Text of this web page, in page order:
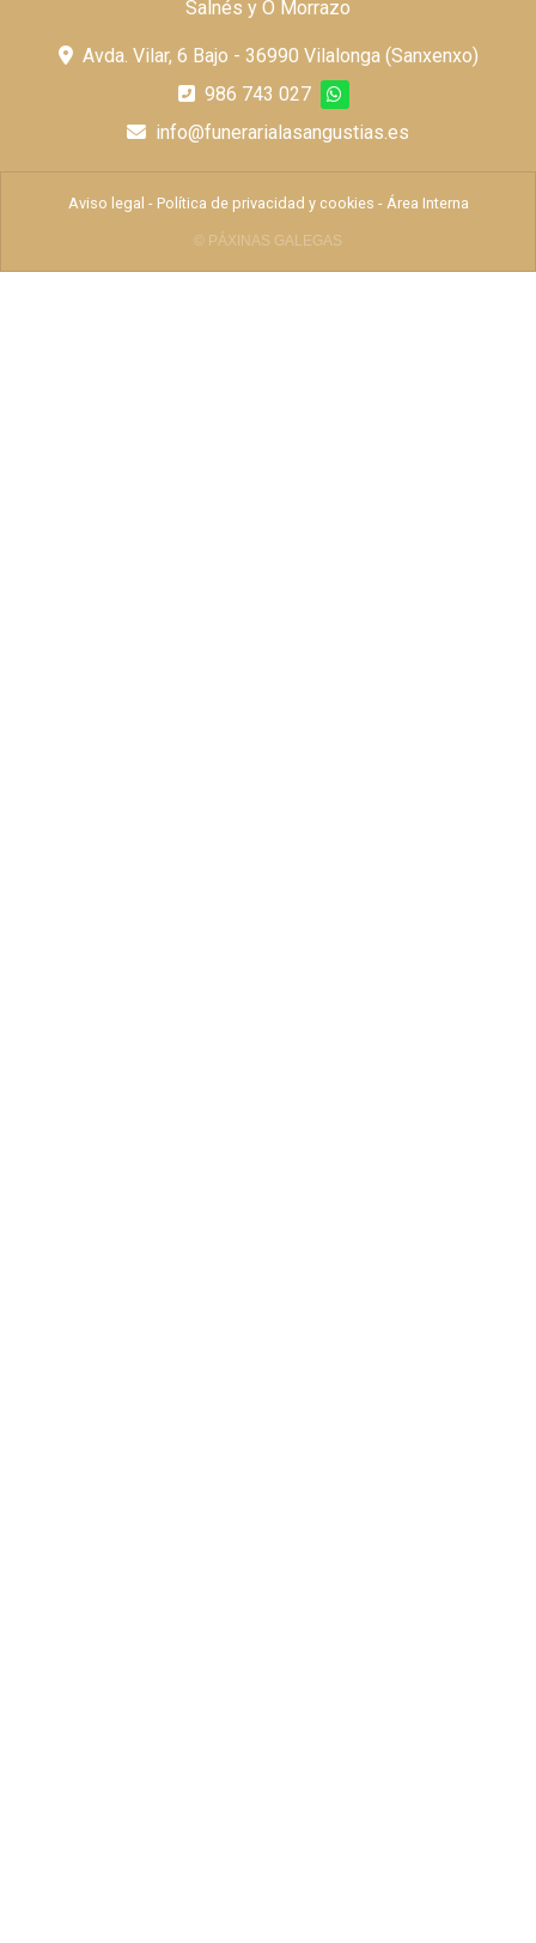
Salnés y O Morrazo
Avda. Vilar, 6 Bajo - 36990 Vilalonga (Sanxenxo)
986 743 027
info@funerarialasangustias.es
Aviso legal - Política de privacidad y cookies - Área Interna
© PÁXINAS GALEGAS